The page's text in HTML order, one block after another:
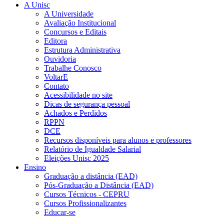
A Unisc
A Universidade
Avaliação Institucional
Concursos e Editais
Editora
Estrutura Administrativa
Ouvidoria
Trabalhe Conosco
VoltarE
Contato
Acessibilidade no site
Dicas de segurança pessoal
Achados e Perdidos
RPPN
DCE
Recursos disponíveis para alunos e professores
Relatório de Igualdade Salarial
Eleições Unisc 2025
Ensino
Graduação a distância (EAD)
Pós-Graduação a Distância (EAD)
Cursos Técnicos - CEPRU
Cursos Profissionalizantes
Educar-se